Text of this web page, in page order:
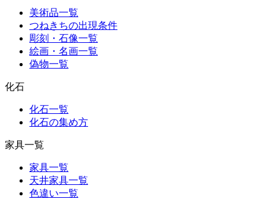
美術品一覧
つねきちの出現条件
彫刻・石像一覧
絵画・名画一覧
偽物一覧
化石
化石一覧
化石の集め方
家具一覧
家具一覧
天井家具一覧
色違い一覧